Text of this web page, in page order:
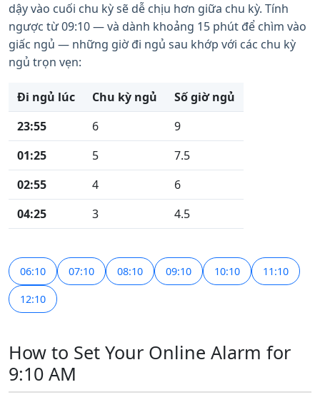
dậy vào cuối chu kỳ sẽ dễ chịu hơn giữa chu kỳ. Tính
ngược từ 09:10 — và dành khoảng 15 phút để chìm vào
giấc ngủ — những giờ đi ngủ sau khớp với các chu kỳ
ngủ trọn vẹn:
Đi ngủ lúc Chu kỳ ngủ
Số giờ ngủ
23:55
6
9
01:25
5
7.5
02:55
4
6
04:25
3 4.5
06:10 07:10 08:10 09:10 10:10 11:10
12:10
How to Set Your Online Alarm for
9:10 AM